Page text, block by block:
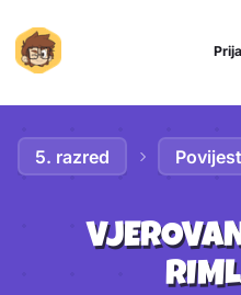
5. razred Povijest